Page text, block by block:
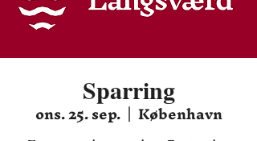
Sparring
ons. 25. sep.
  |
København